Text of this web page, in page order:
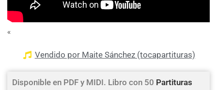
«
Vendido por Maite Sánchez (tocapartituras)
Disponible en PDF y MIDI. Libro con 50 Partituras